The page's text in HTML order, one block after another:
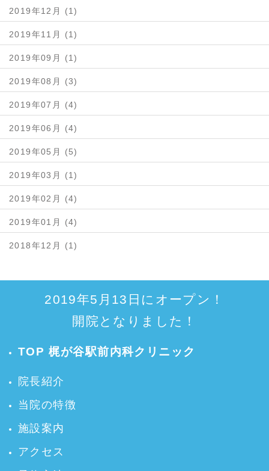
2019年12月 (1)
2019年11月 (1)
2019年09月 (1)
2019年08月 (3)
2019年07月 (4)
2019年06月 (4)
2019年05月 (5)
2019年03月 (1)
2019年02月 (4)
2019年01月 (4)
2018年12月 (1)
2019年5月13日にオープン！
開院となりました！
TOP 梶が谷駅前内科クリニック
院長紹介
当院の特徴
施設案内
アクセス